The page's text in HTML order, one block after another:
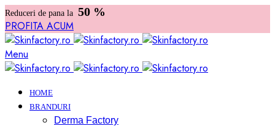
Reduceri de pana la 50 %
PROFITA ACUM
Menu
HOME
BRANDURI
Derma Factory